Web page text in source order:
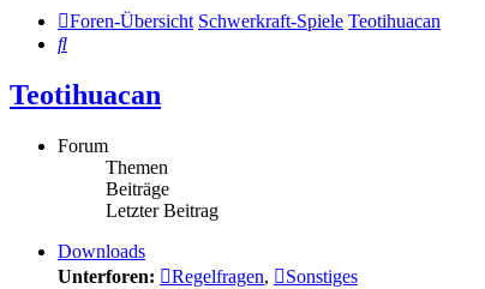
Foren-Übersicht Schwerkraft-Spiele Teotihuacan
Suche
Teotihuacan
Forum
Themen
Beiträge
Letzter Beitrag
Downloads
Unterforen:
Regelfragen, Sonstiges